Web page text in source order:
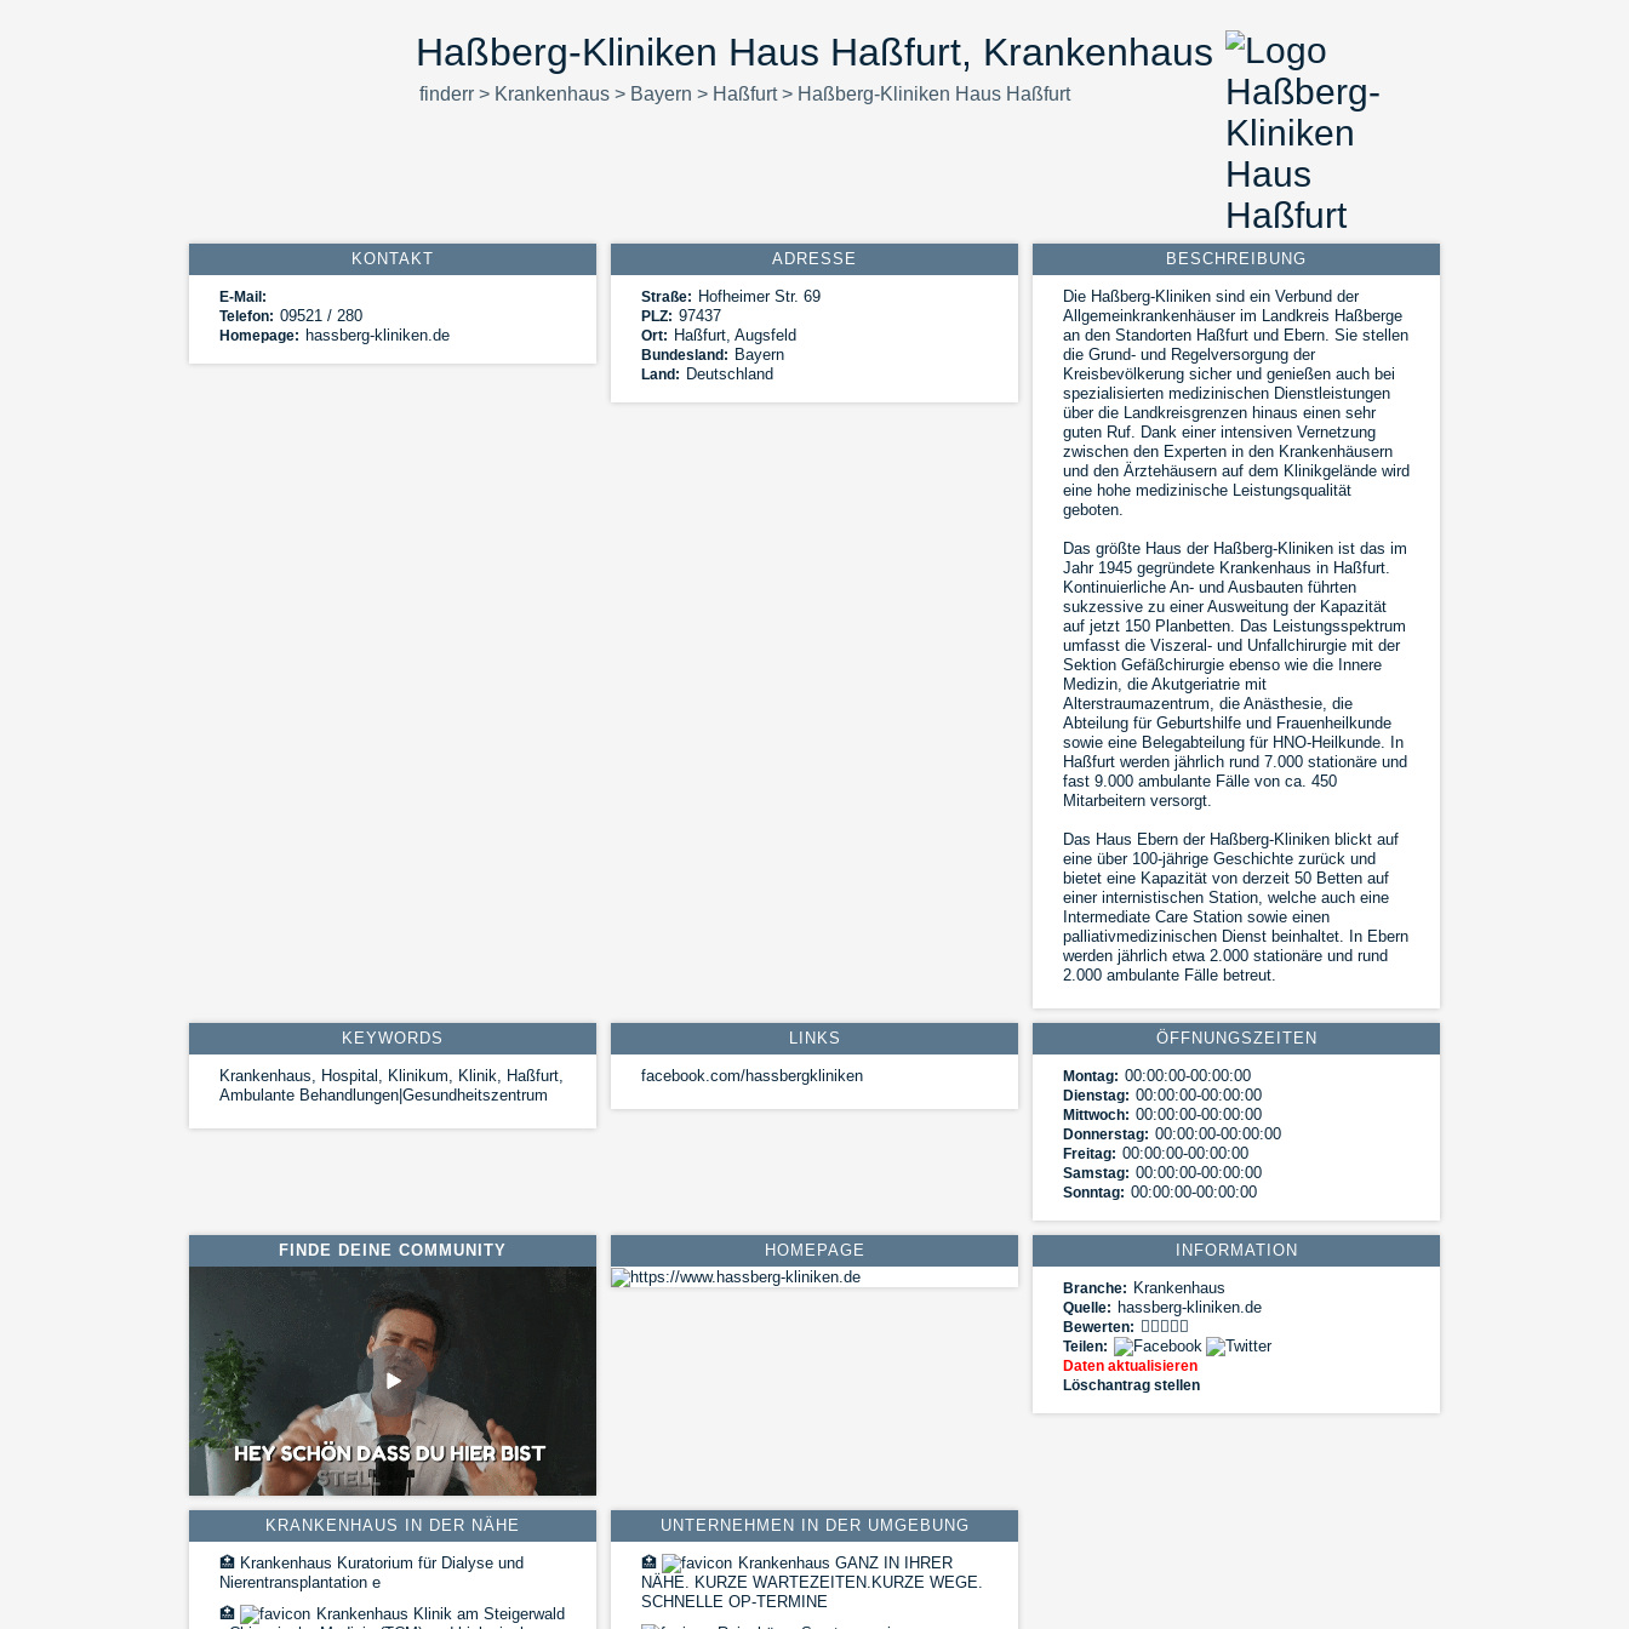
Haßberg-Kliniken Haus Haßfurt, Krankenhaus
finderr > Krankenhaus > Bayern > Haßfurt> Haßberg-Kliniken Haus Haßfurt
KONTAKT
E-Mail:
Telefon: 09521 / 280
Homepage: hassberg-kliniken.de
ADRESSE
Straße: Hofheimer Str. 69
PLZ: 97437
Ort: Haßfurt, Augsfeld
Bundesland: Bayern
Land: Deutschland
BESCHREIBUNG
Die Haßberg-Kliniken sind ein Verbund der
Allgemeinkrankenhäuser im Landkreis Haßberge
an den Standorten Haßfurt und Ebern. Sie stellen
die Grund- und Regelversorgung der
Kreisbevölkerung sicher und genießen auch bei
spezialisierten medizinischen Dienstleistungen
über die Landkreisgrenzen hinaus einen sehr
guten Ruf. Dank einer intensiven Vernetzung
zwischen den Experten in den Krankenhäusern
und den Ärztehäusern auf dem Klinikgelände wird
eine hohe medizinische Leistungsqualität
geboten.
Das größte Haus der Haßberg-Kliniken ist das im
Jahr 1945 gegründete Krankenhaus in Haßfurt.
Kontinuierliche An- und Ausbauten führten
sukzessive zu einer Ausweitung der Kapazität
auf jetzt 150 Planbetten. Das Leistungsspektrum
umfasst die Viszeral- und Unfallchirurgie mit der
Sektion Gefäßchirurgie ebenso wie die Innere
Medizin, die Akutgeriatrie mit
Alterstraumazentrum, die Anästhesie, die
Abteilung für Geburtshilfe und Frauenheilkunde
sowie eine Belegabteilung für HNO-Heilkunde. In
Haßfurt werden jährlich rund 7.000 stationäre und
fast 9.000 ambulante Fälle von ca. 450
Mitarbeitern versorgt.
Das Haus Ebern der Haßberg-Kliniken blickt auf
eine über 100-jährige Geschichte zurück und
bietet eine Kapazität von derzeit 50 Betten auf
einer internistischen Station, welche auch eine
Intermediate Care Station sowie einen
palliativmedizinischen Dienst beinhaltet. In Ebern
werden jährlich etwa 2.000 stationäre und rund
2.000 ambulante Fälle betreut.
KEYWORDS
Krankenhaus, Hospital, Klinikum, Klinik, Haßfurt,
Ambulante Behandlungen|Gesundheitszentrum
LINKS
facebook.com/hassbergkliniken
ÖFFNUNGSZEITEN
Montag: 00:00:00-00:00:00
Dienstag: 00:00:00-00:00:00
Mittwoch: 00:00:00-00:00:00
Donnerstag: 00:00:00-00:00:00
Freitag: 00:00:00-00:00:00
Samstag: 00:00:00-00:00:00
Sonntag: 00:00:00-00:00:00
FINDE DEINE COMMUNITY HOMEPAGE INFORMATION
Branche: Krankenhaus
Quelle: hassberg-kliniken.de
Bewerten:
Teilen:
Daten aktualisieren
Löschantrag stellen
KRANKENHAUS IN DER NÄHE
🏥 Krankenhaus Kuratorium für Dialyse und
Nierentransplantation e
🏥
Krankenhaus Klinik am Steigerwald
UNTERNEHMEN IN DER UMGEBUNG
🏥
Krankenhaus GANZ IN IHRER
NÄHE. KURZE WARTEZEITEN.KURZE WEGE.
SCHNELLE OP-TERMINE